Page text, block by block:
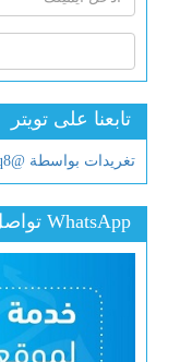
تابعنا على تويتر
تغريدات بواسطة @drosq8
WhatsApp تواصل معنا